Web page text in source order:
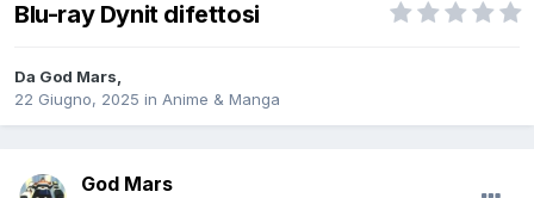
Blu-ray Dynit difettosi
Da God Mars,
22 Giugno, 2025 in Anime & Manga
God Mars